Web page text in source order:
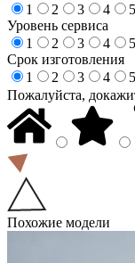
1
2 3 4
5
Уровень сервиса
1
2 3 4
5
Срок изготовления
1
2 3 4
5
Пожалуйста,
Похожие модели